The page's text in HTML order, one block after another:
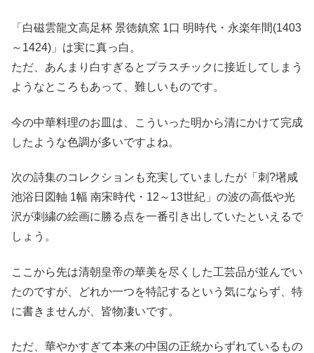
「白磁雲龍文高足杯 景徳鎮窯 1口 明時代・永楽年間(1403
～1424)」は実に真っ白。
ただ、あんまり白すぎるとプラスチックに接近してしまう
ようなところもあって、難しいものです。
今の中華料理のお皿は、こういった明から清にかけて完成
したような色調が多いですよね。
次の詩集のコレクションも充実していましたが「刺?墸咸
池浴日図軸 1幅 南宋時代・12～13世紀」の波の高低や光
沢が刺繍の絵画に勝る点を一番引き出していたといえるで
しょう。
ここから先は清朝皇帝の華美を尽くした工芸品が並んでい
たのですが、どれか一つを特記するという気にならず、特
に書きませんが、皆物凄いです。
ただ、華やかすぎて本来の中国の正統からずれているもの